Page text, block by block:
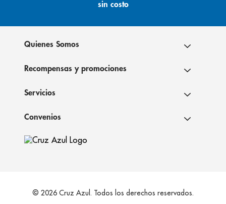
sin costo
Quienes Somos
Recompensas y promociones
Servicios
Convenios
© 2026 Cruz Azul. Todos los derechos reservados.